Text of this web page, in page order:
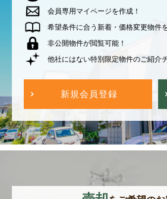
会員専用マイページを作成！
希望条件に合う新着・価格変更物件
非公開物件が閲覧可能！
他社にはない特別限定物件のご紹介
新規会員登録